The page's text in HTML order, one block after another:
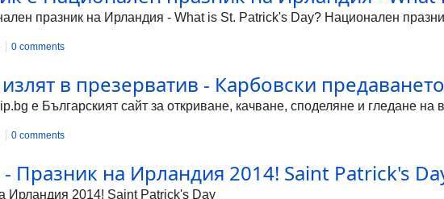
му. По време на робството се доближил до Бога. След шест години
празник на Ирландия - What is St. Patrick's Day? Национален
0 comments
в презерватив - Карбовски
е Българският сайт за откриване, качване, споделяне и гледане
0 comments
Празник на Ирландия 2014! Saint Patrick's
Ирландия 2014! Saint Patrick's Day